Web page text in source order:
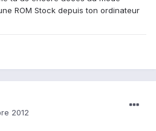
ROM Stock depuis ton ordinateur
2012